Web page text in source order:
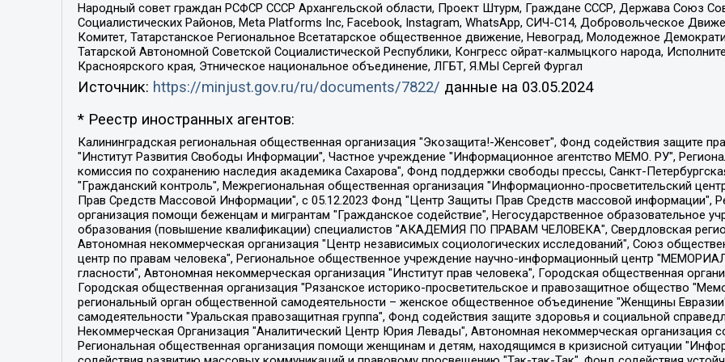
Народный совет граждан РСФСР СССР Архангельской области, Проект Штурм, Граждане СССР, Держава Союз
Социалистических Районов, Meta Platforms Inc, Facebook, Instagram, WhatsApp, СИЧ-С14, Добровольческое
Комитет, Татарстанское Региональное Всетатарское общественное движение, Невоград, Молодежное
Татарской Автономной Советской Социалистической Республики, Конгресс ойрат-калмыцкого народа,
Красноярского края, Этническое национальное объединение, ЛГБТ, Я.МЫ Сергей Фургал
Источник: https://minjust.gov.ru/ru/documents/7822/ данные на 03.05.2024
* Реестр иностранных агентов:
Калининградская региональная общественная организация "Экозащита!-Женсовет", Фонд содействия защите прав и свобод граждан "Общественный вердикт", Фонд "Институт Развития Свободы Информации", Частное учреждение "Информационное агентство МЕМО. РУ", Региональная общественная организация "Общественная комиссия по сохранению наследия академика Сахарова", Фонд поддержки свободы прессы, Санкт-Петербургская общественная правозащитная организация "Гражданский контроль", Межрегиональная общественная организация "Информационно-просветительский центр "Мемориал", Региональный Фонд "Центр Защиты Прав Средств Массовой Информации", с 05.12.2023 Фонд "Центр Защиты Прав Средств массовой информации", Региональная общественная благотворительная организация помощи беженцам и мигрантам "Гражданское содействие", Негосударственное образовательное учреждение дополнительного профессионального образования (повышение квалификации) специалистов "АКАДЕМИЯ ПО ПРАВАМ ЧЕЛОВЕКА", Свердловская региональная общественная организация "Сутяжник", Автономная некоммерческая организация "Центр независимых социологических исследований", Союз общественных объединений "Российский исследовательский центр по правам человека", Региональное общественное учреждение научно-информационный центр "МЕМОРИАЛ", Некоммерческая организация "Фонд защиты гласности", Автономная некоммерческая организация "Институт прав человека", Городская общественная организация "Екатеринбургское общество "МЕМОРИАЛ", Городская общественная организация "Рязанское историко-просветительское и правозащитное общество "Мемориал" (Рязанский Мемориал), Челябинский региональный орган общественной самодеятельности – женское общественное объединение "Женщины Евразии", Челябинский региональный орган общественной самодеятельности "Уральская правозащитная группа", Фонд содействия защите здоровья и социальной справедливости имени Андрея Рылькова, Автономная Некоммерческая Организация "Аналитический Центр Юрия Левады", Автономная некоммерческая организация социальной поддержки населения "Проект Апрель", Региональная общественная организация помощи женщинам и детям, находящимся в кризисной ситуации "Информационно-методический центр "Анна", Фонд содействия развитию массовых коммуникаций и правовому просвещению "Так-так-Так", Фонд содействия устойчивому развитию "Серебряная тайга", Свердловский региональный общественный фонд социальных проектов "Новое время", "Idel.Реалии", Кавказ.Реалии, Крым.Реалии, Телеканал Настоящее Время, Татаро-башкирская служба Радио Свобода (Azatliq Radiosi), Радио Свободная Европа/Радио Свобода (PCE/PC), "Сибирь.Реалии", "Фактограф", Благотворительный фонд помощи осужденным и их семьям, Автономная некоммерческая организация "Институт глобализации и социальных движений", Фонд "В защиту прав заключенных", Частное учреждение "Центр поддержки и содействия развитию средств массовой информации", Пензенский региональный общественный благотворительный фонд "Гражданский союз", "Север.Реалии", Некоммерческая организация Фонд "Правовая инициатива", Общество с ограниченной ответственностью "Радио Свободная Европа/Радио Свобода", Чешское информационное агентство "MEDIUM-ORIENT", Красноярская региональная общественная организация "Мы против СПИДа", Камалягин Денис Николаевич, Маркелов Сергей Евгеньевич, Пономарев Лев Александрович, Савицкая Людмила Алексеевна, Автономная некоммерческая организация "Центр по работе с проблемой насилия "НАСИЛИЮ.НЕТ", Межрегиональный профессиональный союз работников здравоохранения "Альянс врачей", Юридическое лицо, зарегистрированное в Латвийской Республике, SIA "Medusa Project" (регистрационный номер 40103797863, дата регистрации 10.06.2014), Некоммерческая организация "Фонд по борьбе с коррупцией", Автономная некоммерческая организация "Институт права и публичной политики", Баданин Роман Сергеевич, Гликин Максим Александрович, Железнова Мария Михайловна, Лукьянова Юлия Сергеевна, Маетная Елизавета Витальевна, Маняхин Петр Борисович, Чуракова Ольга Владимировна, Ярош Юлия Петровна, Юридическое лицо "The Insider SIA", зарегистрированное в Риге, Латвийская Республика (дата регистрации 26.06.2015), являющееся администратором доменного имени интернет-издания "The Insider SIA", https://theins.ru, Постернак Алексей Евгеньевич, Рубин Михаил Аркадьевич, Анин Роман Александрович, Юридическое лицо Istories fonds, зарегистрированное в Латвийской Республике (регистрационный номер 50008295751, дата регистрации 24.02.2020), Великовский Дмитрий Александрович, Долинина Ирина Николаевна, Мароховская Алеся Алексеевна, Шлейнов Роман Юрьевич, Шмагун Олеся Валентиновна, Общество с ограниченной ответственностью "Альтаир 2021", Общество с ограниченной ответственностью "Вега 2021", Общество с ограниченной ответственностью "Главный редактор 2021", Общество с ограниченной ответственностью "Ромашки монолит", Важенков Артем Валерьевич, Ивановская областная общественная организация "Центр гендерных исследований", Гурман Юрий Альбертович, Медиапроект "ОВД-Инфо", Егоров Владимир Владимирович, Жилинский Владимир Александрович, Общество с ограниченной ответственностью "ЗП", Иванова София Юрьевна, Карезина Инна Павловна, Кильтау Екатерина Викторовна, Петров Алексей Викторович, Пискунов Сергей Евгеньевич, Смирнов Сергей Сергеевич, Тихонов Михаил Сергеевич, Общество с ограниченной ответственностью "ЖУРНАЛИСТ-ИНОСТРАННЫЙ АГЕНТ", Арапова Галина Юрьевна, Вольтская Татьяна Анатольевна, Американская компания "Mason G.E.S. Anonymous Foundation" (США), являющаяся владельцем интернет-издания https://mnews.world/, Компания "Stichting Bellingcat", зарегистрированная в Нидерландах (дата регистрации 11.07.2018), Захаров Андрей Вячеславович, Клепиковская Екатерина Дмитриевна, Общество с ограниченной ответственностью "МЕМО", Перл Роман Александрович, Симонов Евгений Алексеевич, Соловьева Елена Анатольевна, Сотников Даниил Владимирович, Сурначева Елизавета Дмитриевна, Автономная некоммерческая организация по защите прав человека и информированию населения "Якутия – Наше Мнение", Общество с ограниченной ответственностью "Москоу диджитал медиа", с 26.01.2023 Общество с ограниченной ответственностью "Чайка Белые сады", Ветошкина Валерия Валерьевна, Заговора Максим Александрович, Межрегиональное общественное движение "Российская ЛГБТ - сеть", Оленичев Максим Владимирович, Павлов Иван Юрьевич, Скворцова Елена Сергеевна, Общество с ограниченной ответственностью "Как бы инагент", Кочетков Игорь Викторович, Общество с ограниченной ответственностью "Честные выборы", Еланчик Олег Александрович, Общество с ограниченной ответственностью "Нобелевский призыв", Гималова Регина Эмилевна, Григорьев Андрей Валерьевич, Григорьева Алина Александровна, Ассоциация по содействию защите прав призывников, альтернативнослужащих и военнослужащих "Правозащитная группа